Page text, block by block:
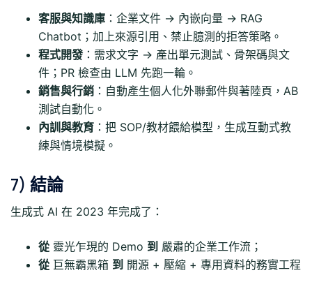
客服與知識庫 ：企業文件 → 內嵌向量 → RAG
Chatbot；加上來源引用、禁止臆測的拒答策略。
程式開發 ：需求文字 → 產出單元測試、骨架碼與文
件；PR 檢查由 LLM 先跑一輪。
銷售與行銷 ：自動產生個人化外聯郵件與著陸頁，AB
測試自動化。
內訓與教育 ：把 SOP/教材餵給模型，生成互動式教
練與情境模擬。
7) 結論
生成式 AI 在 2023 年完成了：
從 靈光乍現的 Demo 到 嚴肅的企業工作流；
從 巨無霸黑箱 到 開源 + 壓縮 + 專用資料的務實工程